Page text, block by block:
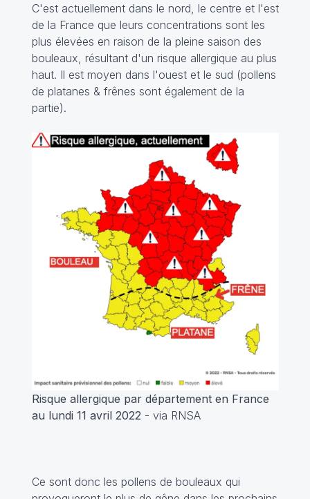
C'est actuellement dans le nord, le centre et l'est
de la France que leurs concentrations sont les
plus élevées en raison de la pleine saison des
bouleaux, résultant d'un risque allergique au plus
haut. Il est moyen dans l'ouest et le sud (pollens
de platanes & frênes sont également de la
partie).
Risque allergique par département en France
au lundi 11 avril 2022 - via RNSA
Ce sont donc les pollens de bouleaux qui